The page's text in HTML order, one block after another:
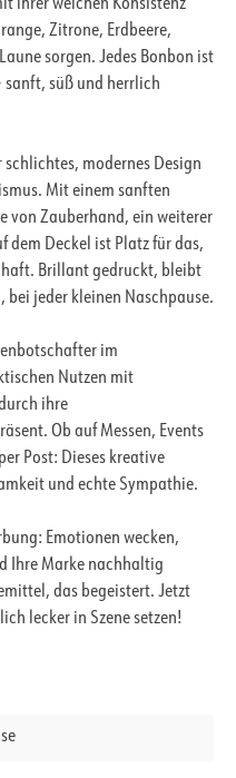
ihrer weichen Konsistenz
Zitrone, Erdbeere,
sorgen. Jedes Bonbon ist
sanft, süß und herrlich
modernes Design
Mit einem sanften
von Zauberhand, ein weiterer
dem Deckel ist Platz für das,
Brillant gedruckt, bleibt
bei jeder kleinen Naschpause.
im
Nutzen mit
ihre
Ob auf Messen, Events
Post: Dieses kreative
und echte Sympathie.
Emotionen wecken,
Ihre Marke nachhaltig
das begeistert. Jetzt
lecker in Szene setzen!